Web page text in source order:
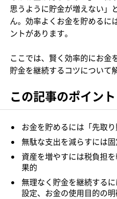
思うように貯金が増えない」
ん。効率よくお金を貯めるに
ントがあります。
ここでは、賢く効率的にお金
貯金を継続するコツについて
この記事のポイント
お金を貯めるには「先取
無駄な支出を減らすには
資産を増やすには税負担
果的
無理なく貯金を継続する
設定、お金の使用目的の